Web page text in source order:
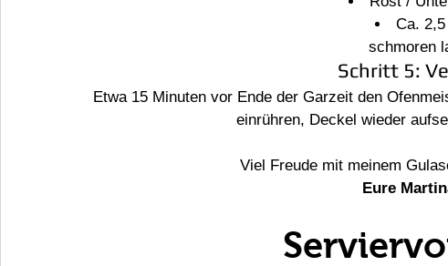
Ca.
schmoren
Schritt 5:
Etwa 15 Minuten vor Ende der Garzeit den
einrühren, Deckel wieder
Viel Freude mit meinem
Eure